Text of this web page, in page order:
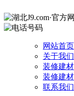
网站首页
关于我们
装修建
装修建
联系我们